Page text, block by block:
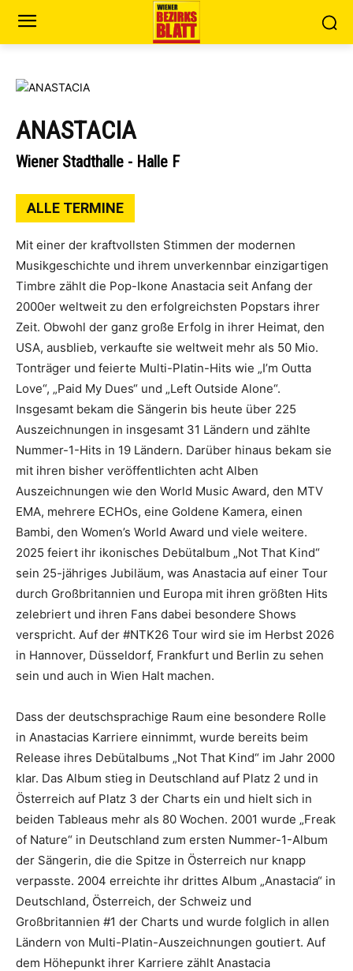
ANASTACIA
Wiener Stadthalle - Halle F
ALLE TERMINE
Mit einer der kraftvollsten Stimmen der modernen
Musikgeschichte und ihrem unverkennbar einzigartigen
Timbre zählt die Pop-Ikone Anastacia seit Anfang der
2000er weltweit zu den erfolgreichsten Popstars ihrer
Zeit. Obwohl der ganz große Erfolg in ihrer Heimat, den
USA, ausblieb, verkaufte sie weltweit mehr als 50 Mio.
Tonträger und feierte Multi-Platin-Hits wie „I’m Outta
Love“, „Paid My Dues“ und „Left Outside Alone“.
Insgesamt bekam die Sängerin bis heute über 225
Auszeichnungen in insgesamt 31 Ländern und zählte
Nummer-1-Hits in 19 Ländern. Darüber hinaus bekam sie
mit ihren bisher veröffentlichten acht Alben
Auszeichnungen wie den World Music Award, den MTV
EMA, mehrere ECHOs, eine Goldene Kamera, einen
Bambi, den Women’s World Award und viele weitere.
2025 feiert ihr ikonisches Debütalbum „Not That Kind“
sein 25-jähriges Jubiläum, was Anastacia auf einer Tour
durch Großbritannien und Europa mit ihren größten Hits
zelebriert und ihren Fans dabei besondere Shows
verspricht. Auf der #NTK26 Tour wird sie im Herbst 2026
in Hannover, Düsseldorf, Frankfurt und Berlin zu sehen
sein und auch in Wien Halt machen.
Dass der deutschsprachige Raum eine besondere Rolle
in Anastacias Karriere einnimmt, wurde bereits beim
Release ihres Debütalbums „Not That Kind“ im Jahr 2000
klar. Das Album stieg in Deutschland auf Platz 2 und in
Österreich auf Platz 3 der Charts ein und hielt sich in
beiden Tableaus mehr als 80 Wochen. 2001 wurde „Freak
of Nature“ in Deutschland zum ersten Nummer-1-Album
der Sängerin, die die Spitze in Österreich nur knapp
verpasste. 2004 erreichte ihr drittes Album „Anastacia“ in
Deutschland, Österreich, der Schweiz und
Großbritannien #1 der Charts und wurde folglich in allen
Ländern von Multi-Platin-Auszeichnungen goutiert. Auf
dem Höhepunkt ihrer Karriere zählt Anastacia